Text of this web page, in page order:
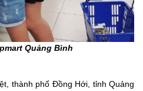
Quảng Bình
thành phố Đồng Hới, tỉnh Quảng